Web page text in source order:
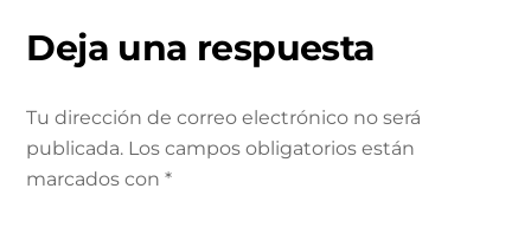
Deja una respuesta
Tu dirección de correo electrónico no será
publicada. Los campos obligatorios están
marcados con*